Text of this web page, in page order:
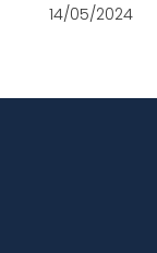
14/05/2024